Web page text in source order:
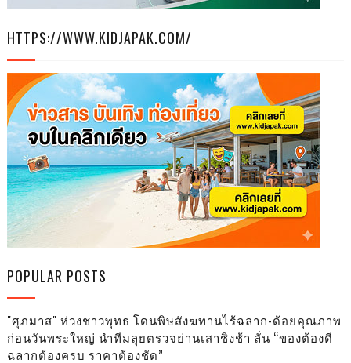
HTTPS://WWW.KIDJAPAK.COM/
POPULAR POSTS
"ศุภมาส" ห่วงชาวพุทธ โดนพิษสังฆทานไร้ฉลาก-ด้อยคุณภาพ
ก่อนวันพระใหญ่ นำทีมลุยตรวจย่านเสาชิงช้า ลั่น “ของต้องดี
ฉลากต้องครบ ราคาต้องชัด”